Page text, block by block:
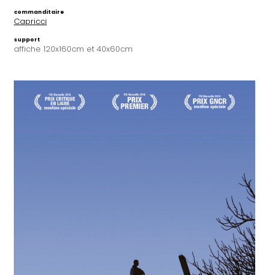
commanditaire
Capricci
support
affiche 120x160cm et 40x60cm